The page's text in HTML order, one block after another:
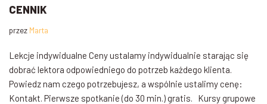
CENNIK
przez Marta
Lekcje indywidualne Ceny ustalamy indywidualnie starając się
dobrać lektora odpowiedniego do potrzeb każdego klienta.
Powiedz nam czego potrzebujesz, a wspólnie ustalimy cenę:
Kontakt. Pierwsze spotkanie (do 30 min.) gratis. Kursy grupowe